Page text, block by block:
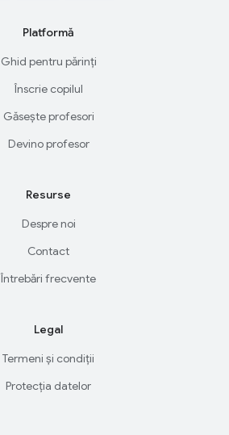
Platformă
Ghid pentru părinți
Înscrie copilul
Găsește profesori
Devino profesor
Resurse
Despre noi
Contact
Întrebări frecvente
Legal
Termeni și condiții
Protecția datelor